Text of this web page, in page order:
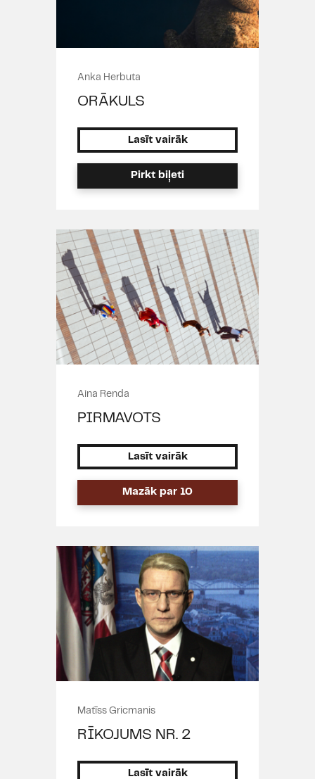
Anka Herbuta
ORĀKULS
Lasīt vairāk
Pirkt biļeti
Aina Renda
PIRMAVOTS
Lasīt vairāk
Mazāk par 10
Matīss Gricmanis
RĪKOJUMS NR. 2
Lasīt vairāk